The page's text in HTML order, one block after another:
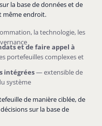
la base de données et de
même endroit.
la technologie, les
et de faire appel à
portefeuilles complexes et
intégrées— extensible de
système
de manière ciblée, de
sur la base de